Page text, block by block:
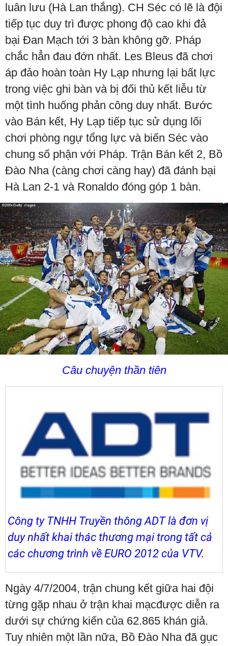
luân lưu (Hà Lan thắng). CH Séc có lẽ là đội
tiếp tục duy trì được phong độ cao khi đả
bại Đan Mạch tới 3 bàn không gỡ. Pháp
chắc hẳn đau đớn nhất. Les Bleus đã chơi
áp đảo hoàn toàn Hy Lạp nhưng lại bất lực
trong việc ghi bàn và bị đối thủ kết liễu từ
một tình huống phản công duy nhất. Bước
vào Bán kết, Hy Lạp tiếp tục sử dụng lối
chơi phòng ngự tổng lực và biến Séc vào
chung số phận với Pháp. Trận Bán kết 2, Bồ
Đào Nha (càng chơi càng hay) đã đánh bại
Hà Lan 2-1 và Ronaldo đóng góp 1 bàn.
Câu chuyện thần tiên
Công ty TNHH Truyền thông ADT là đơn vị
duy nhất khai thác thương mại trong tất cả
các chương trình về EURO 2012 của VTV.
Ngày 4/7/2004, trận chung kết giữa hai đội
từng gặp nhau ở trận khai mạcđược diễn ra
dưới sự chứng kiến của 62.865 khán giả.
Tuy nhiên một lần nữa, Bồ Đào Nha đã gục